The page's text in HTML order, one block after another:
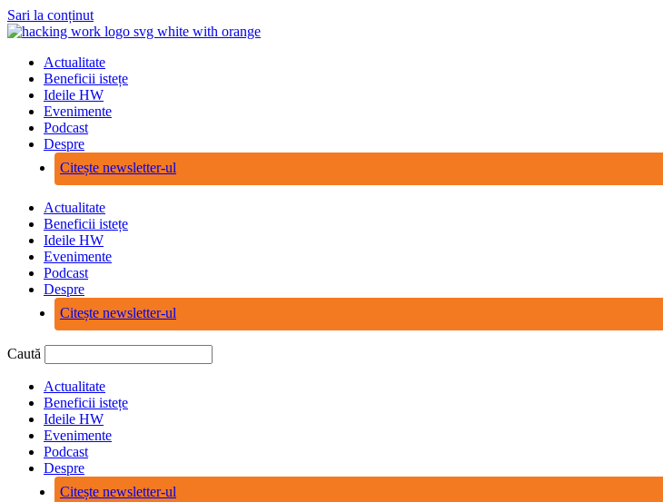
Sari la conținut
Actualitate
Beneficii istețe
Ideile HW
Evenimente
Podcast
Despre
Citește newsletter-ul
Actualitate
Beneficii istețe
Ideile HW
Evenimente
Podcast
Despre
Citește newsletter-ul
Caută
Actualitate
Beneficii istețe
Ideile HW
Evenimente
Podcast
Despre
Citește newsletter-ul